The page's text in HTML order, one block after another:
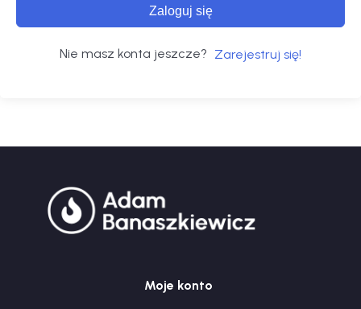
Zaloguj się
Nie masz konta jeszcze? Zarejestruj się!
Moje konto